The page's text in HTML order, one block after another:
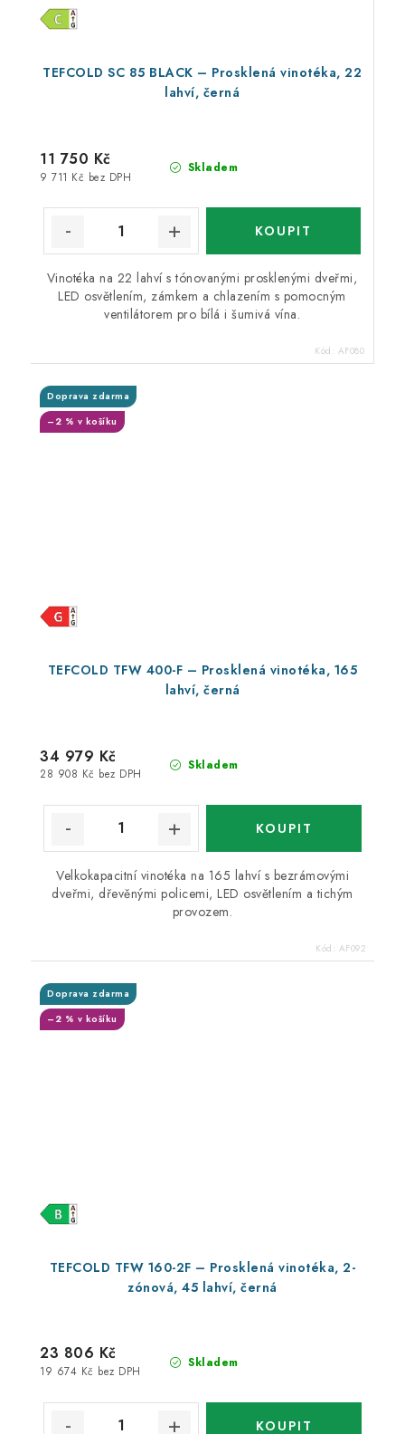
TEFCOLD SC 85 BLACK – Prosklená vinotéka, 22
lahví, černá
Skladem
9 711 Kč bez DPH
11 750 Kč
Vinotéka na 22 lahví s tónovanými prosklenými dveřmi,
LED osvětlením, zámkem a chlazením s pomocným
ventilátorem pro bílá i šumivá vína.
Kód: AF080
TEFCOLD TFW 400-F – Prosklená vinotéka, 165
lahví, černá
Doprava zdarma
–2 % v košíku
Skladem
28 908 Kč bez DPH
34 979 Kč
Velkokapacitní vinotéka na 165 lahví s bezrámovými
dveřmi, dřevěnými policemi, LED osvětlením a tichým
provozem.
Kód: AF092
TEFCOLD TFW 160-2F – Prosklená vinotéka, 2-
zónová, 45 lahví, černá
Doprava zdarma
–2 % v košíku
Skladem
19 674 Kč bez DPH
23 806 Kč